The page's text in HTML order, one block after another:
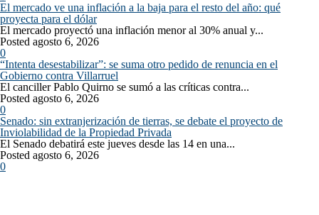
El mercado ve una inflación a la baja para el resto del año: qué
proyecta para el dólar
El mercado proyectó una inflación menor al 30% anual y...
Posted agosto 6, 2026
0
“Intenta desestabilizar”: se suma otro pedido de renuncia en el
Gobierno contra Villarruel
El canciller Pablo Quirno se sumó a las críticas contra...
Posted agosto 6, 2026
0
Senado: sin extranjerización de tierras, se debate el proyecto de
Inviolabilidad de la Propiedad Privada
El Senado debatirá este jueves desde las 14 en una...
Posted agosto 6, 2026
0